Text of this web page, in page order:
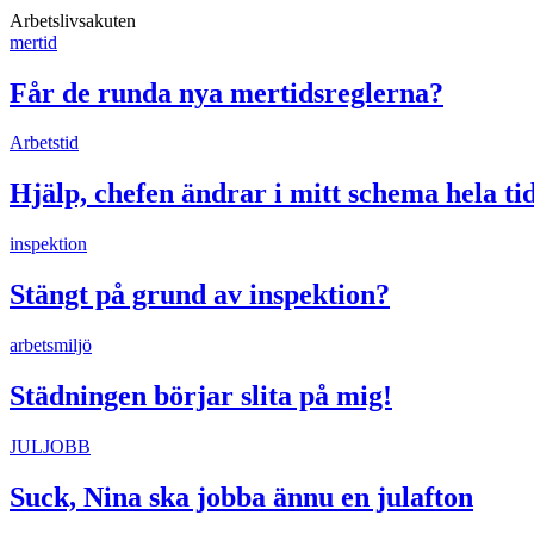
Arbetslivsakuten
mertid
Får de runda nya mertidsreglerna?
Arbetstid
Hjälp, chefen ändrar i mitt schema hela
inspektion
Stängt på grund av inspektion?
arbetsmiljö
Städningen börjar slita på mig!
JULJOBB
Suck, Nina ska jobba ännu en julafton